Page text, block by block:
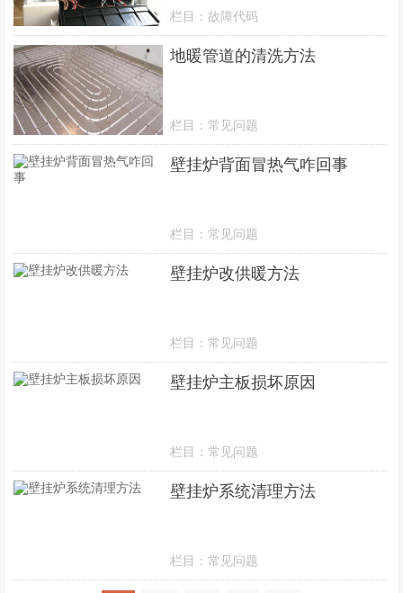
栏目：故障代码
地暖管道的清洗方法
栏目：常见问题
壁挂炉背面冒热气咋回事
栏目：常见问题
壁挂炉改供暖方法
栏目：常见问题
壁挂炉主板损坏原因
栏目：常见问题
壁挂炉系统清理方法
栏目：常见问题